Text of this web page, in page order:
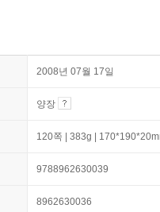
2008년 07월 17일
양장
120쪽 | 383g |
9788962630039
8962630036